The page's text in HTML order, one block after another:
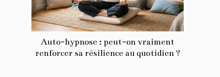
Auto-hypnose : peut-on vraiment
renforcer sa résilience au quotidien ?